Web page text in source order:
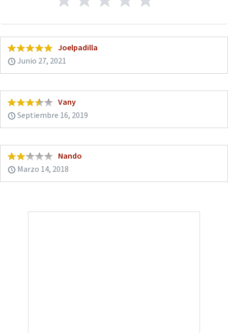
Joelpadilla
Junio 27, 2021
Vany
Septiembre 16, 2019
Nando
Marzo 14, 2018